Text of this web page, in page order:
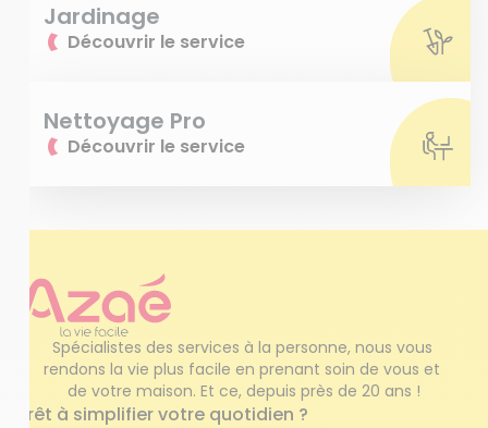
Jardinage
Découvrir le service
Nettoyage Pro
Découvrir le service
Spécialistes des services à la personne, nous vous
rendons la vie plus facile en prenant soin de vous et
de votre maison. Et ce, depuis près de 20 ans !
Prêt à simplifier votre quotidien ?